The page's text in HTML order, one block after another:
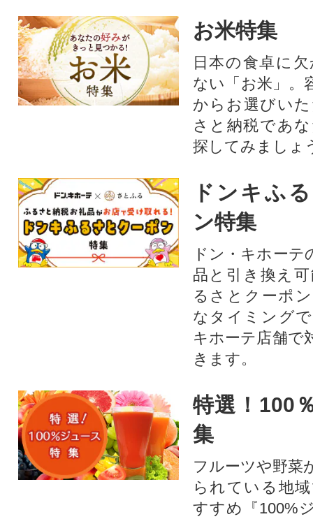
お米特集
日本の食卓に
ない「お米」。
からお選びい
さと納税であ
探してみましょ
ドンキふ
ン特集
ドン・キホーテ
品と引き換え
るさとクーポ
なタイミング
キホーテ店舗で
きます。
特選！100
集
フルーツや野菜
られている地
すすめ『100%